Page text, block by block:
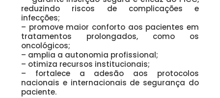
reduzindo riscos de complicações e
infecções;
– promove maior conforto aos pacientes em
tratamentos prolongados, como os
oncológicos;
– amplia a autonomia profissional;
– otimiza recursos institucionais;
– fortalece a adesão aos protocolos
nacionais e internacionais de segurança do
paciente.